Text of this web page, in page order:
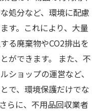
処分など、環境に配慮
す。これにより、大量
る廃棄物やCO2排出を
ができます。 また、不
ショップの運営など、
で、環境保護だけでな
らに、不用品回収業者